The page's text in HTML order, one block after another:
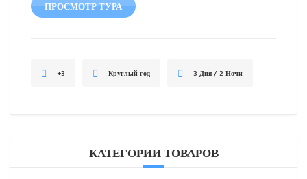
ПРОСМОТР ТУРА
+3 Круглый год 3 Дня / 2 Ночи
КАТЕГОРИИ ТОВАРОВ